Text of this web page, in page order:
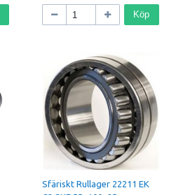
Köp
Sfäriskt Rullager 22211 EK